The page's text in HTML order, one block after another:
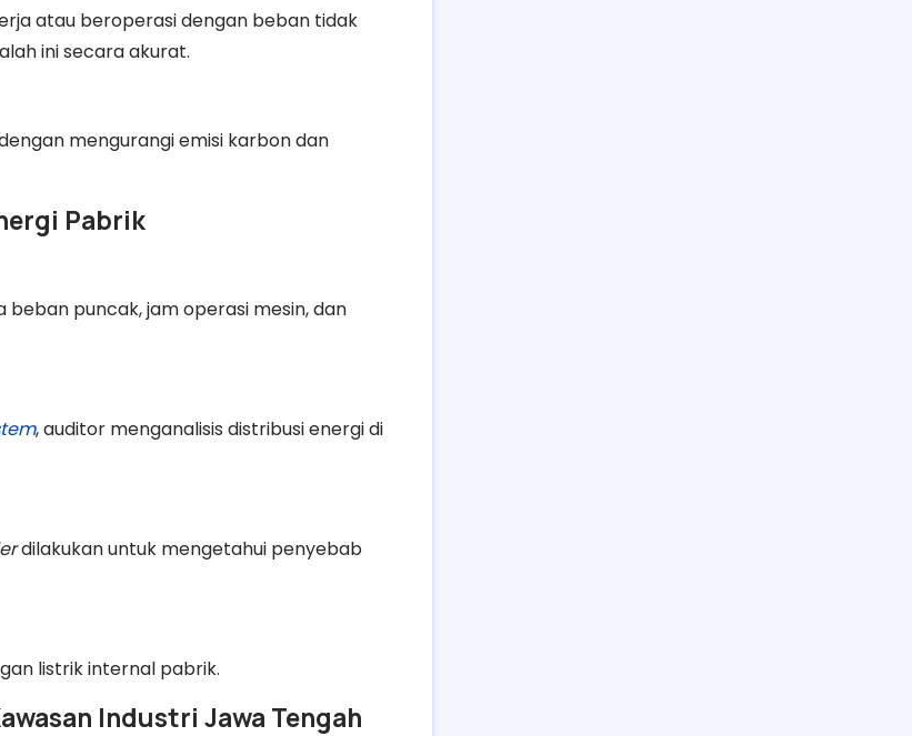
atau beroperasi dengan beban tidak
ini secara akurat.
mengurangi emisi karbon dan
Pabrik
puncak, jam operasi mesin, dan
, auditor menganalisis distribusi energi di
dilakukan untuk mengetahui penyebab
listrik internal pabrik.
Industri Jawa Tengah